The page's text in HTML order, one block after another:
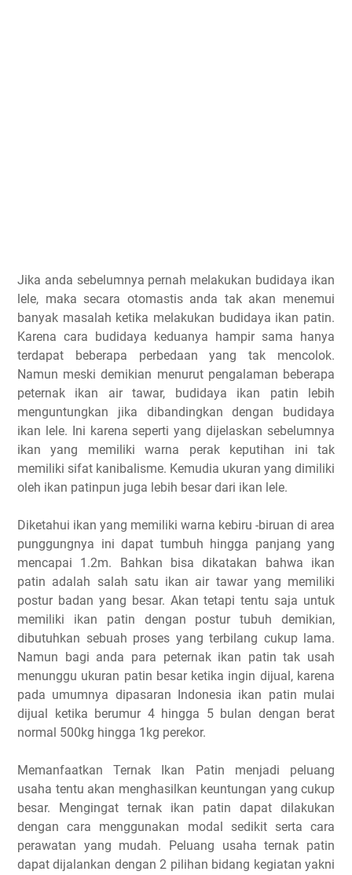
Jika anda sebelumnya pernah melakukan budidaya ikan
lele, maka secara otomastis anda tak akan menemui
banyak masalah ketika melakukan budidaya ikan patin.
Karena cara budidaya keduanya hampir sama hanya
terdapat beberapa perbedaan yang tak mencolok.
Namun meski demikian menurut pengalaman beberapa
peternak ikan air tawar, budidaya ikan patin lebih
menguntungkan jika dibandingkan dengan budidaya
ikan lele. Ini karena seperti yang dijelaskan sebelumnya
ikan yang memiliki warna perak keputihan ini tak
memiliki sifat kanibalisme. Kemudia ukuran yang dimiliki
oleh ikan patinpun juga lebih besar dari ikan lele.
Diketahui ikan yang memiliki warna kebiru -biruan di area
punggungnya ini dapat tumbuh hingga panjang yang
mencapai 1.2m. Bahkan bisa dikatakan bahwa ikan
patin adalah salah satu ikan air tawar yang memiliki
postur badan yang besar. Akan tetapi tentu saja untuk
memiliki ikan patin dengan postur tubuh demikian,
dibutuhkan sebuah proses yang terbilang cukup lama.
Namun bagi anda para peternak ikan patin tak usah
menunggu ukuran patin besar ketika ingin dijual, karena
pada umumnya dipasaran Indonesia ikan patin mulai
dijual ketika berumur 4 hingga 5 bulan dengan berat
normal 500kg hingga 1kg perekor.
Memanfaatkan Ternak Ikan Patin menjadi peluang
usaha tentu akan menghasilkan keuntungan yang cukup
besar. Mengingat ternak ikan patin dapat dilakukan
dengan cara menggunakan modal sedikit serta cara
perawatan yang mudah. Peluang usaha ternak patin
dapat dijalankan dengan 2 pilihan bidang kegiatan yakni